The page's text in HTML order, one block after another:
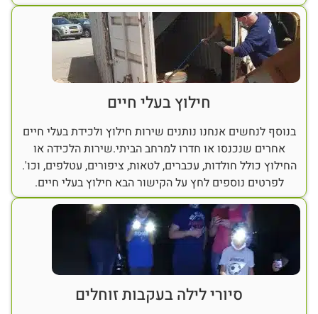
חילוץ בעלי חיים
בנוסף לנחשים אנחנו נותנים שירות חילוץ ולכידת בעלי חיים
אחרים שנכנסו או חדרו למרחב הביתי.שירות הלכידה או
החילוץ כולל חולדות, עכברים, לטאות, ציפורים, עטלפים, וכו'.
לפרטים נוספים לחץ על הקישור הבא חילוץ בעלי חיים.
סיורי לילה בעקבות זוחלים